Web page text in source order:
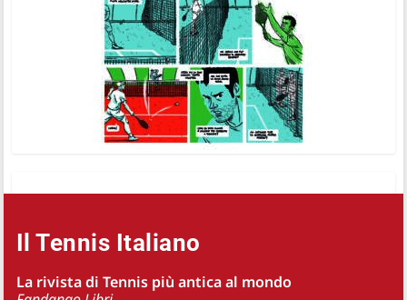
Il Tennis Italiano
La rivista di Tennis più antica al mondo